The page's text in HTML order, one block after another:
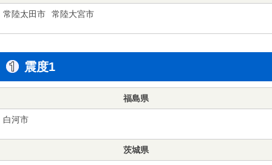
常陸太田市 常陸大宮市
震度1
福島県
白河市
茨城県